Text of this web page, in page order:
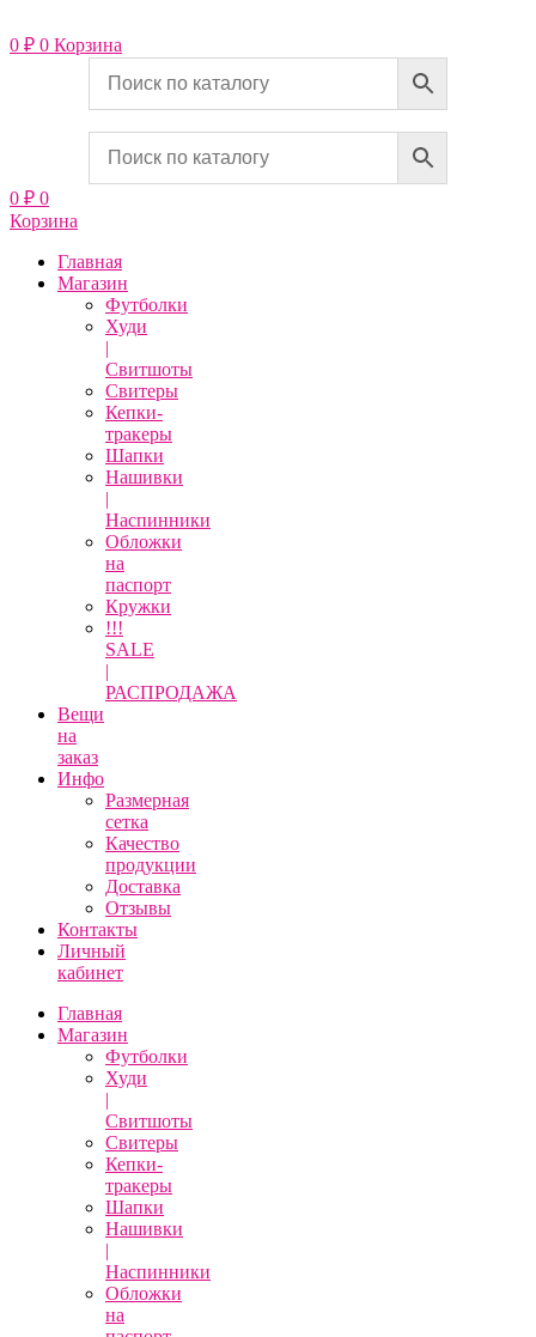
к
содержимому
0 ₽ 0 Корзина
0 ₽ 0
Корзина
Главная
Магазин
Футболки
Худи
|
Свитшоты
Свитеры
Кепки-
тракеры
Шапки
Нашивки
|
Наспинники
Обложки
на
паспорт
Кружки
!!!
SALE
|
РАСПРОДАЖА
Вещи
на
заказ
Инфо
Размерная
сетка
Качество
продукции
Доставка
Отзывы
Контакты
Личный
кабинет
Главная
Магазин
Футболки
Худи
|
Свитшоты
Свитеры
Кепки-
тракеры
Шапки
Нашивки
|
Наспинники
Обложки
на